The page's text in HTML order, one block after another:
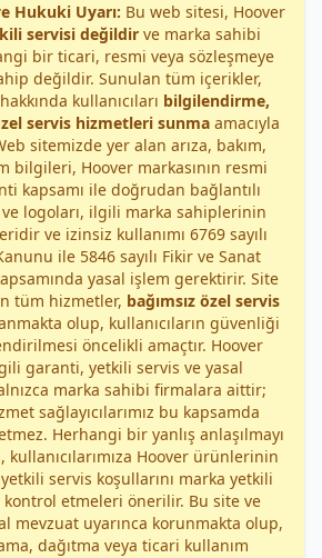
Hukuki Uyarı: Bu web sitesi, Hoover
servisi değildirve marka sahibi
bir ticari, resmi veya sözleşmeye
değildir. Sunulan tüm içerikler,
kullanıcıları bilgilendirme,
servis hizmetleri sunma amacıyla
sitemizde yer alan arıza, bakım,
bilgileri, Hoover markasının resmi
kapsamı ile doğrudan bağlantılı
logoları, ilgili marka sahiplerinin
ve izinsiz kullanımı 6769 sayılı
ile 5846 sayılı Fikir ve Sanat
yasal işlem gerektirir. Site
tüm hizmetler, bağımsız özel servis
olup, kullanıcıların güvenliği
öncelikli amaçtır. Hoover
garanti, yetkili servis ve yasal
marka sahibi firmalara aittir;
sağlayıcılarımız bu kapsamda
Herhangi bir yanlış anlaşılmayı
kullanıcılarımıza Hoover ürünlerinin
servis koşullarını marka yetkili
kontrol etmeleri önerilir. Bu site ve
mevzuat uyarınca korunmakta olup,
dağıtma veya ticari kullanım